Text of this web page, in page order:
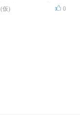
仮) 0